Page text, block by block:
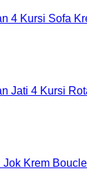
4 Kursi Sofa
Jati 4 Kursi
Jok Krem